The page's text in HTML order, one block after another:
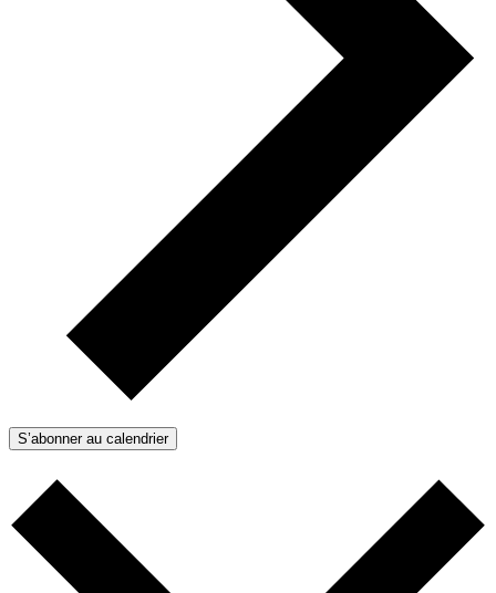
S’abonner au calendrier